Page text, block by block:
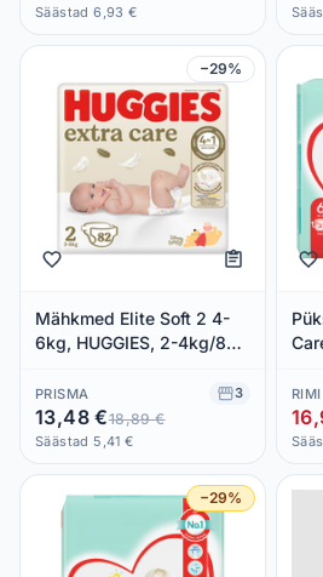
Säästad 6,93 €
−29%
Mähkmed Elite Soft 2 4-
6kg, HUGGIES, 2-4kg/82
PRISMA 3
13,48 €18,89 €
Säästad 5,41 €
RIMI
−29%